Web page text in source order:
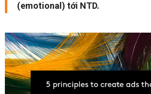
(emotional) tới NTD.